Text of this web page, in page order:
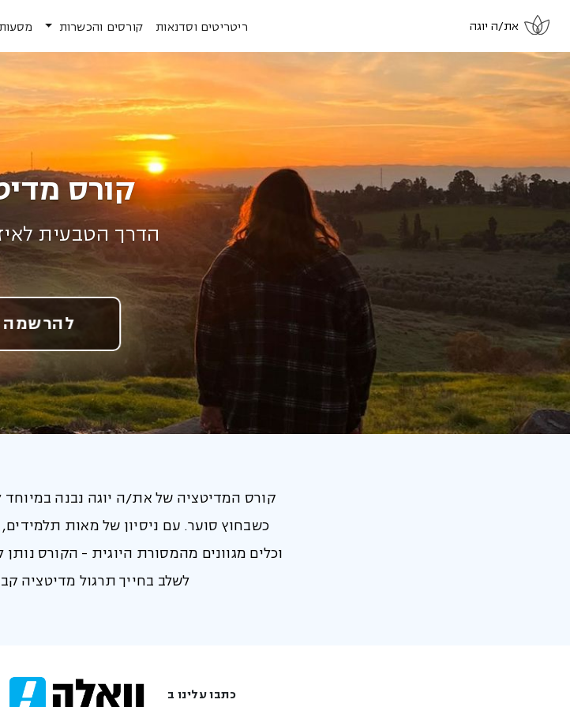
את/ה יוגה ריטריטים וסדנאות קורסים והכשרות
קורס
הדרך הטבעית
להרשמה
קורס המדיטציה של את/ה יוגה נבנה
כשבחוץ סוער. עם ניסיון של מאות
וכלים מגוונים מהמסורת היוגית - הקורס
לשלב בחייך תרגול מדיטציה
כתבו עלינו ב